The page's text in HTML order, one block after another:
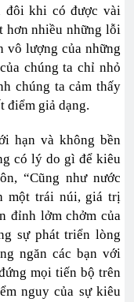
đôi khi có được vài
hơn nhiều những lỗi
vô lượng của những
chúng ta chỉ nhỏ
chúng ta cảm thấy
điểm giả dạng.
hạn và không bền
có lý do gì để kiêu
“Cũng như nước
một trái núi, giá trị
đỉnh lởm chởm của
sự phát triển lòng
ngăn các bạn với
mọi tiến bộ trên
nguy của sự kiêu